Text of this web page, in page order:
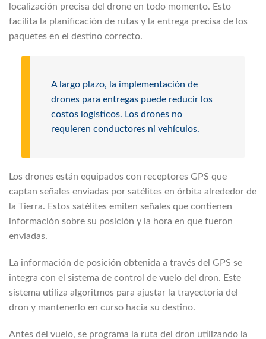
localización precisa del drone en todo momento. Esto
facilita la planificación de rutas y la entrega precisa de los
paquetes en el destino correcto.
A largo plazo, la implementación de
drones para entregas puede reducir los
costos logísticos. Los drones no
requieren conductores ni vehículos.
Los drones están equipados con receptores GPS que
captan señales enviadas por satélites en órbita alrededor de
la Tierra. Estos satélites emiten señales que contienen
información sobre su posición y la hora en que fueron
enviadas.
La información de posición obtenida a través del GPS se
integra con el sistema de control de vuelo del dron. Este
sistema utiliza algoritmos para ajustar la trayectoria del
dron y mantenerlo en curso hacia su destino.
Antes del vuelo, se programa la ruta del dron utilizando la